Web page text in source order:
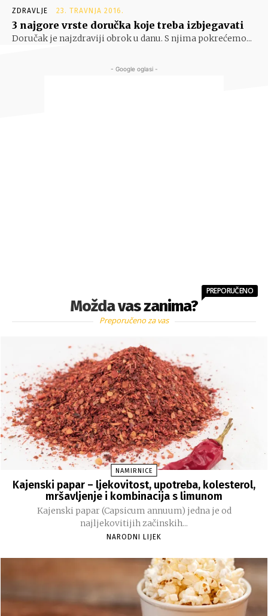
ZDRAVLJE 23. TRAVNJA 2016.
3 najgore vrste doručka koje treba izbjegavati
Doručak je najzdraviji obrok u danu. S njima pokrećemo...
- Google oglasi -
Možda vas zanima?
PREPORUČENO
Preporučeno za vas
NAMIRNICE
Kajenski papar – ljekovitost, upotreba, kolesterol,
mršavljenje i kombinacija s limunom
Kajenski papar (Capsicum annuum) jedna je od
najljekovitijih začinskih...
NARODNI LIJEK